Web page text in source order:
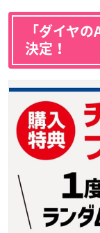
「ダイヤ
決定！